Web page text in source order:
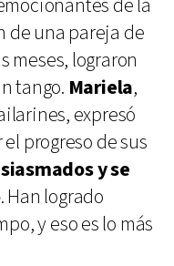
de la
de una pareja de
meses, lograron
tango. Mariela,
expresó
progreso de sus
y se
. Han logrado
y eso es lo más